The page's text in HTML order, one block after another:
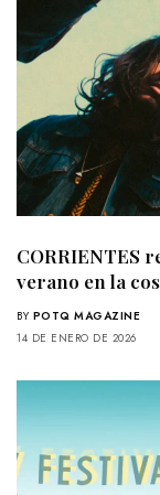
CORRIENTES
verano en la
BY POTQ MAGAZINE
14 DE ENERO DE 2026